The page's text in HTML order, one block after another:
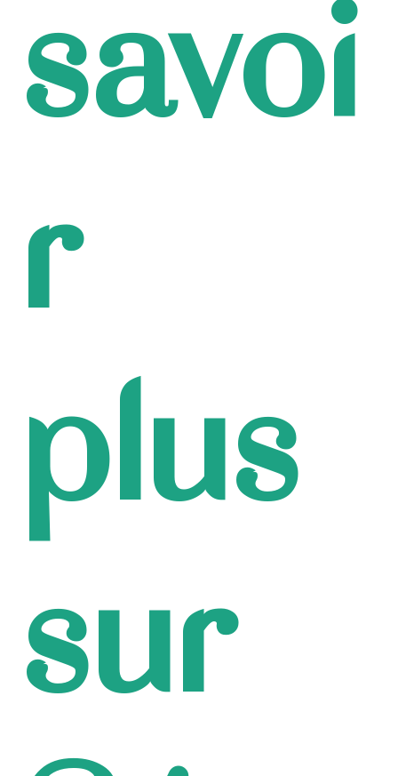
savoi
r
plus
sur